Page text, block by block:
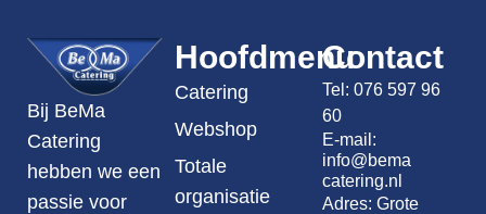
Bij BeMa
Catering
hebben we een
passie voor
Hoofdmenu
Catering
Webshop
Totale
organisatie
Contact
Tel: 076 597 96
60
E-mail:
info@bema
catering.nl
Adres: Grote